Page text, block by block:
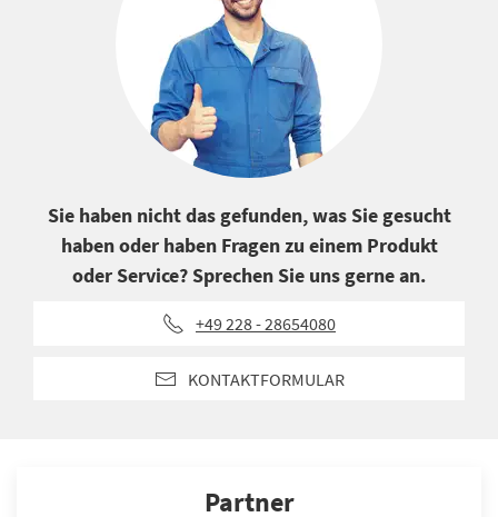
Sie haben nicht das gefunden, was Sie gesucht
haben oder haben Fragen zu einem Produkt
oder Service? Sprechen Sie uns gerne an.
+49 228 - 28654080
KONTAKTFORMULAR
Partner